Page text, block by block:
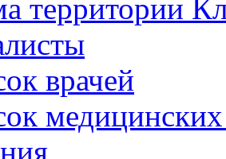
территории
врачей
медицинских